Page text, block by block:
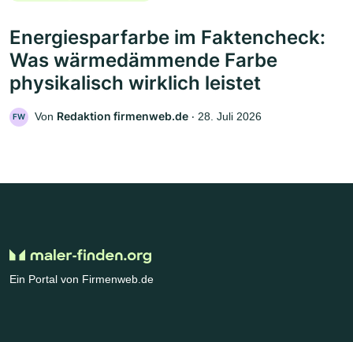
Energiesparfarbe im Faktencheck:
Was wärmedämmende Farbe
physikalisch wirklich leistet
FW Von Redaktion firmenweb.de ‧ 28. Juli 2026
Ein Portal von Firmenweb.de